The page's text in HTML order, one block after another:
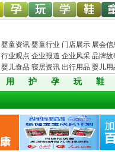
网 具网 育 鞋网 装
婴童资讯 婴童行业 门店展示 展会信
行业观点 企业报道 企业风采 品牌故
婴儿食品 寝居资讯 出行用品 婴儿用
用 护 孕 玩 鞋